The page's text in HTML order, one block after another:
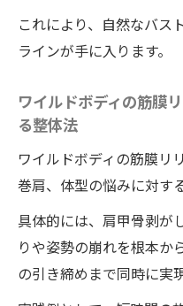
これにより、自然なバス
ラインが手に入ります。
ワイルドボディの筋膜
る整体法
ワイルドボディの筋膜リ
巻肩、体型の悩みに対す
具体的には、肩甲骨剥が
りや姿勢の崩れを根本か
の引き締めまで同時に実